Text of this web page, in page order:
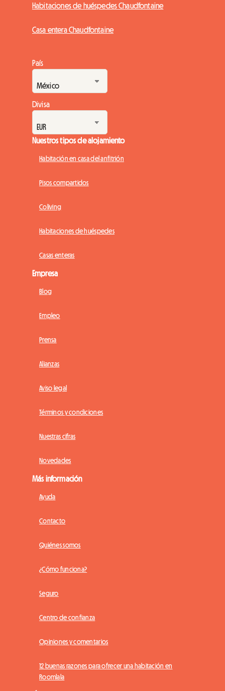
Habitaciones de huéspedes Chaudfontaine
Casa entera Chaudfontaine
País
Divisa
Nuestros tipos de alojamiento
Habitación en casa del anfitrión
Pisos compartidos
Coliving
Habitaciones de huéspedes
Casas enteras
Empresa
Blog
Empleo
Prensa
Alianzas
Aviso legal
Términos y condiciones
Nuestras cifras
Novedades
Más información
Ayuda
Contacto
Quiénes somos
¿Cómo funciona?
Seguro
Centro de confianza
Opiniones y comentarios
12 buenas razones para ofrecer una habitación en
Roomlala